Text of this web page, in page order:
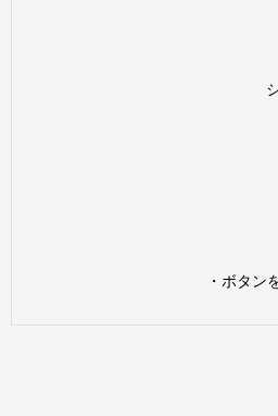
・ボタン